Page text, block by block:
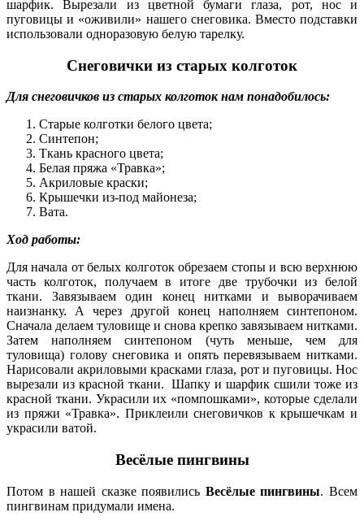
шарфик. Вырезали из цветной бумаги глаза, рот, нос и
пуговицы и «оживили» нашего снеговика. Вместо подставки
использовали одноразовую белую тарелку.
Снеговички из старых колготок
Для снеговичков из старых колготок нам понадобилось:
Старые колготки белого цвета;
Синтепон;
Ткань красного цвета;
Белая пряжа «Травка»;
Акриловые краски;
Крышечки из-под майонеза;
Вата.
Ход работы:
Для начала от белых колготок обрезаем стопы и всю верхнюю
часть колготок, получаем в итоге две трубочки из белой
ткани. Завязываем один конец нитками и выворачиваем
наизнанку. А через другой конец наполняем синтепоном.
Сначала делаем туловище и снова крепко завязываем нитками.
Затем наполняем синтепоном (чуть меньше, чем для
туловища) голову снеговика и опять перевязываем нитками.
Нарисовали акриловыми красками глаза, рот и пуговицы. Нос
вырезали из красной ткани. Шапку и шарфик сшили тоже из
красной ткани. Украсили их «помпошками», которые сделали
из пряжи «Травка». Приклеили снеговичков к крышечкам и
украсили ватой.
Весёлые пингвины
Потом в нашей сказке появились Весёлые пингвины. Всем
пингвинам придумали имена.